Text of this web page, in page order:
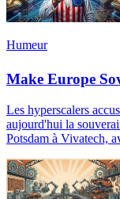
Humeur
Make Europe
Les hyperscalers
aujourd'hui la
Potsdam à Vivatech,